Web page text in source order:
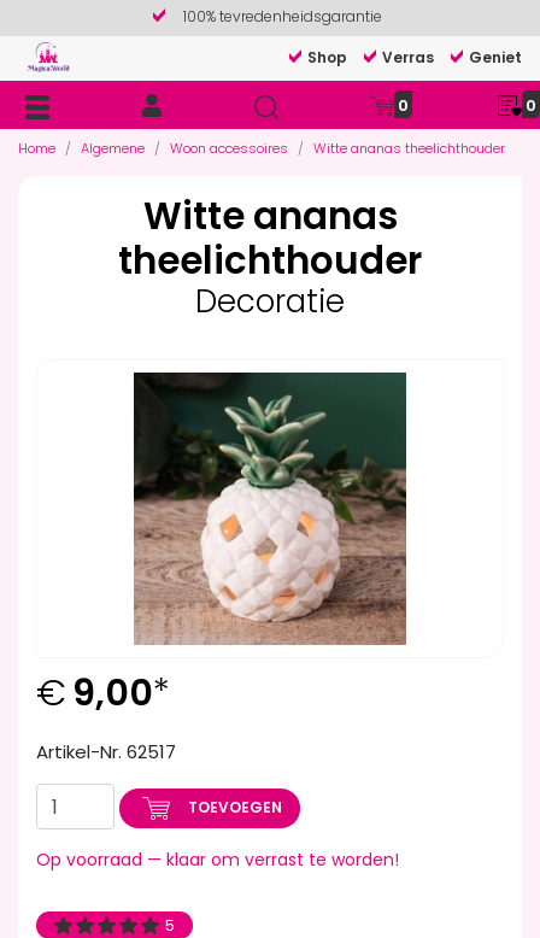
100% tevredenheidsgarantie
Shop
Verras Geniet
0 0
Home Algemene Woon accessoires Witte ananas theelichthouder
Witte ananas
theelichthouder
Decoratie
€9,00*
Artikel-Nr. 62517
TOEVOEGEN
Op voorraad — klaar om verrast te worden!
5